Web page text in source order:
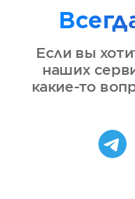
Если вы
наших
какие-то